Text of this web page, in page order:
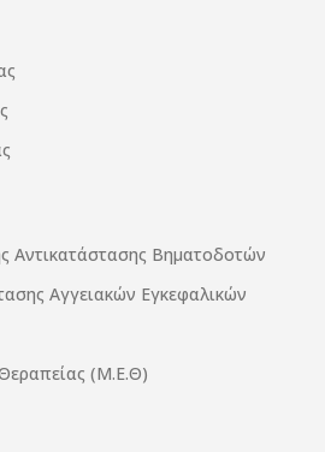
Αντικατάστασης Βηματοδοτών
Αγγειακών Εγκεφαλικών
(Μ.Ε.Θ)